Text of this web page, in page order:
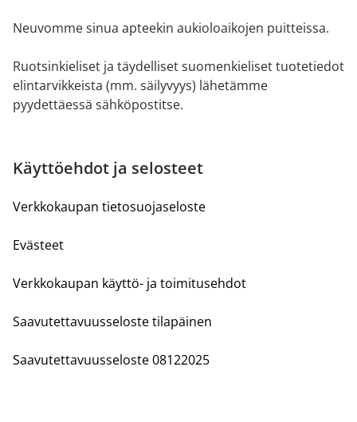
Neuvomme sinua apteekin aukioloaikojen puitteissa.
Ruotsinkieliset ja täydelliset suomenkieliset tuotetiedot
elintarvikkeista (mm. säilyvyys) lähetämme
pyydettäessä sähköpostitse.
Käyttöehdot ja selosteet
Verkkokaupan tietosuojaseloste
Evästeet
Verkkokaupan käyttö- ja toimitusehdot
Saavutettavuusseloste tilapäinen
Saavutettavuusseloste 08122025